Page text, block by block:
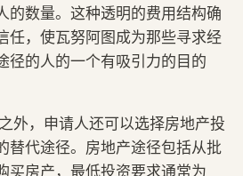
的数量。这种透明的费用结构确
任，使瓦努阿图成为那些寻求经
径的人的一个有吸引力的目的
外，申请人还可以选择房地产投
替代途径。房地产途径包括从批
买房产，最低投资要求通常为